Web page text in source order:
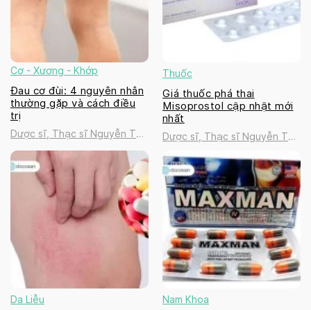
Cơ - Xương - Khớp
Đau cơ đùi: 4 nguyên nhân
thường gặp và cách điều
trị
Dược sĩ, Thạc sĩ Nguyễn Thị
Thanh Tú
Thuốc
Giá thuốc phá thai
Misoprostol cập nhật mới
nhất
Dược sĩ, Thạc sĩ Nguyễn Thị
Da Liễu Nam Khoa